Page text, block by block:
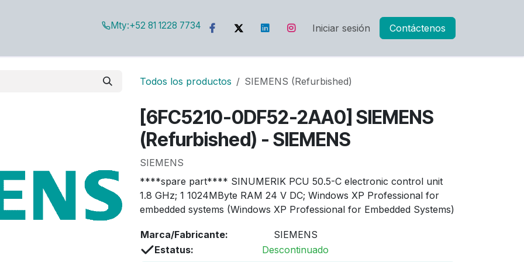
Mty:+52 81 1228 7734 Iniciar sesión Contáctenos
Todos los productos SIEMENS (Refurbished)
[6FC5210-0DF52-2AA0] SIEMENS
(Refurbished) - SIEMENS
SIEMENS
****spare part**** SINUMERIK PCU 50.5-C electronic control unit
1.8 GHz; 1 1024MByte RAM 24 V DC; Windows XP Professional for
embedded systems (Windows XP Professional for Embedded Systems)
Marca/Fabricante:
SIEMENS
Estatus:
Descontinuado